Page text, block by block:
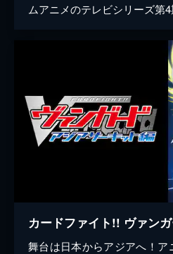
ムアニメのテレビシリーズ第4
舞台は日本からアジアへ！